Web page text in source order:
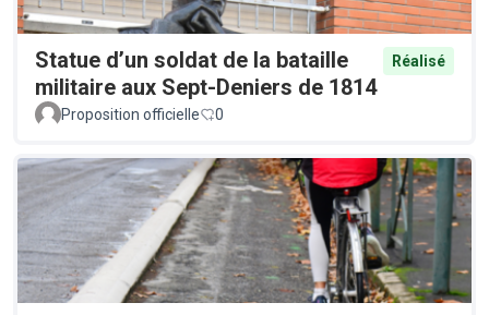
Statue d’un soldat de la bataille
militaire aux Sept-Deniers de 1814
Réalisé
Proposition officielle 0